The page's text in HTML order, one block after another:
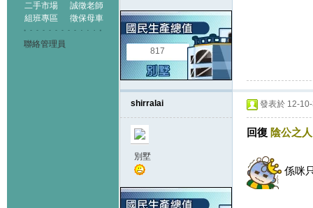
二手市場
誠徵老師
組班專區
徵保母車
聯絡管理員
817
shirralai
別墅
發表於 12-
回復 陰公之人
係咪